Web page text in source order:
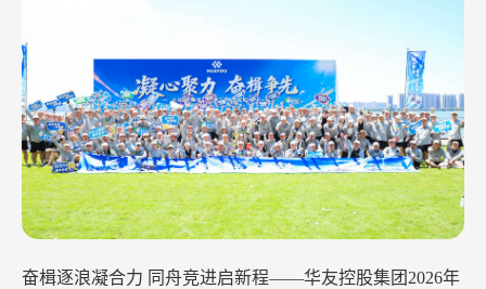
华友钴业2026年中工作会议在苏州召开